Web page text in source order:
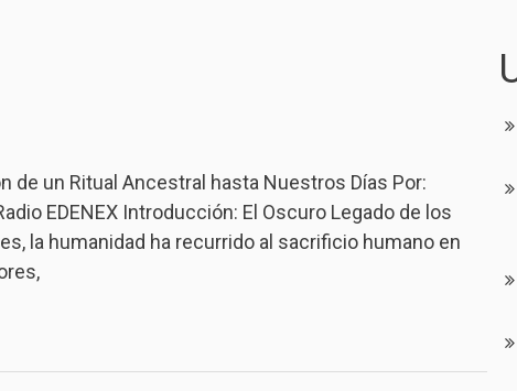
de un Ritual Ancestral hasta Nuestros Días Por:
EDENEX Introducción: El Oscuro Legado de los
la humanidad ha recurrido al sacrificio humano en